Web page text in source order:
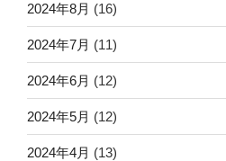
2024年8月 (16)
2024年7月 (11)
2024年6月 (12)
2024年5月 (12)
2024年4月 (13)